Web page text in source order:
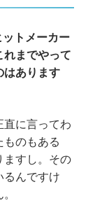
トメーカー
までやって
はあります
に言ってわ
のもある
ますし。その
んですけ